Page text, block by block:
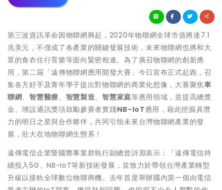
第三波資訊革命因物聯網興起，2020年物聯網全球市值將達7.1
兆美元，不僅成了各產業的關鍵發展技術，未來物聯網也將和大
眾的食衣住行育樂等面向緊密相連。為了廣召物聯網的創新應
用，第二屆「遠傳物聯網應用開發大賽」今日宣布正式起跑，召
集各方好手及青年學子提出對物聯網的商業化想像， 大賽聚焦車
聯網、智慧醫療、 智慧製造、智慧家庭等應用領域，並提高總獎
金、增設通訊獎項鼓勵參賽者實踐NB-IoT應用 ，藉此挖掘具潛
力的明日之星與合作夥伴，共同引領未來台灣物聯網產業的發
展，壯大在地物聯網生態系！
遠傳電信企業暨國際事業群執行副總曾詩淵表示：「遠傳電信持
續投入5G、NB-IoT等新技術發展，並致力於帶領台灣產業轉型
升級以接軌全球數位物聯商機。去年首度舉辦國內第一個由電信